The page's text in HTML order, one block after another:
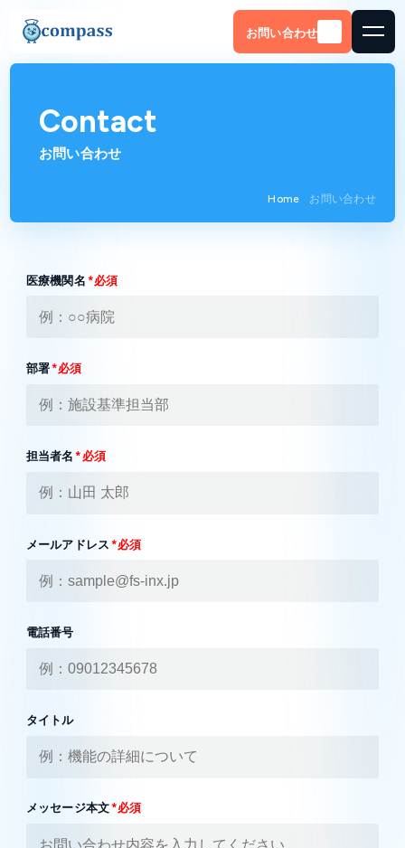
お問い合わせ
Contact
お問い合わせ
Home お問い合わせ
医療機関名*必須
部署*必須
担当者名 *必須
メールアドレス*必須
電話番号
タイトル
メッセージ本文*必須